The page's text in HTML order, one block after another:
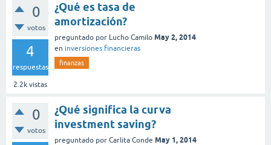
0
votos
4
respuestas
2.2k vistas
¿Qué es tasa de
amortización?
preguntado por Lucho Camilo May 2, 2014
en inversiones financieras
finanzas
0
votos
¿Qué significa la curva
investment saving?
preguntado por Carlita Conde May 1, 2014